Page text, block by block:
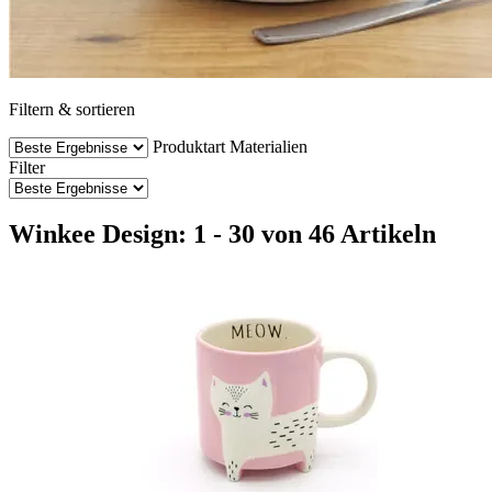
Filtern & sortieren
Produktart Materialien
Filter
Winkee Design: 1 - 30 von 46 Artikeln